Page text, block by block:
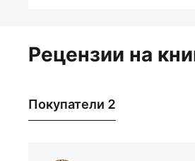
Рецензии на
Покупатели 2